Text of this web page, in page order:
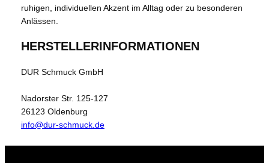
ruhigen, individuellen Akzent im Alltag oder zu besonderen
Anlässen.
HERSTELLERINFORMATIONEN
DUR Schmuck GmbH
Nadorster Str. 125-127
26123 Oldenburg
info@dur-schmuck.de